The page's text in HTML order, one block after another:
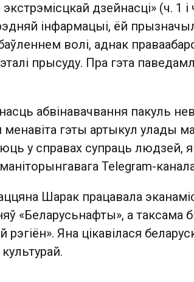
экстрэмісцкай дзейнасці» (ч. 1
інфармацыі, ёй
волі, аднак
прысуду. Пра гэта
абвінавачвання пакуль
гэты артыкул улады
у справах супраць людзей,
Telegram-
Шарак працавала
«Беларусьнафты», а таксама
рэгіён». Яна цікавілася